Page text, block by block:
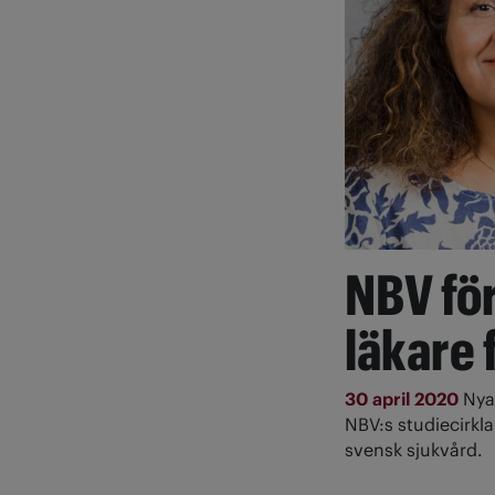
NBV
läkare
30 april 2020
NBV:s
svensk sjukvård.